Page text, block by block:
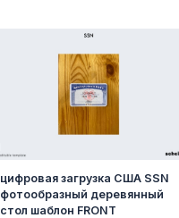
цифровая загрузка США SSN
фотообразный деревянный
стол шаблон FRONT